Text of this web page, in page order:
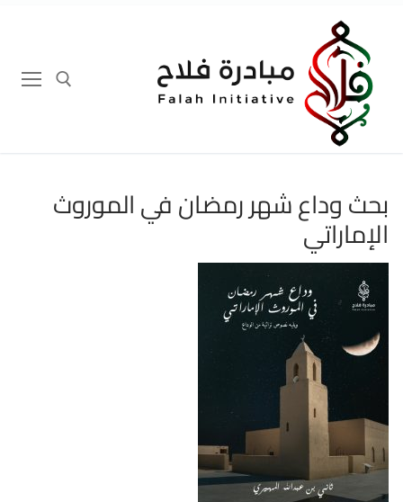
المحتوى
بحث وداع شهر رمضان في الموروث
الإماراتي